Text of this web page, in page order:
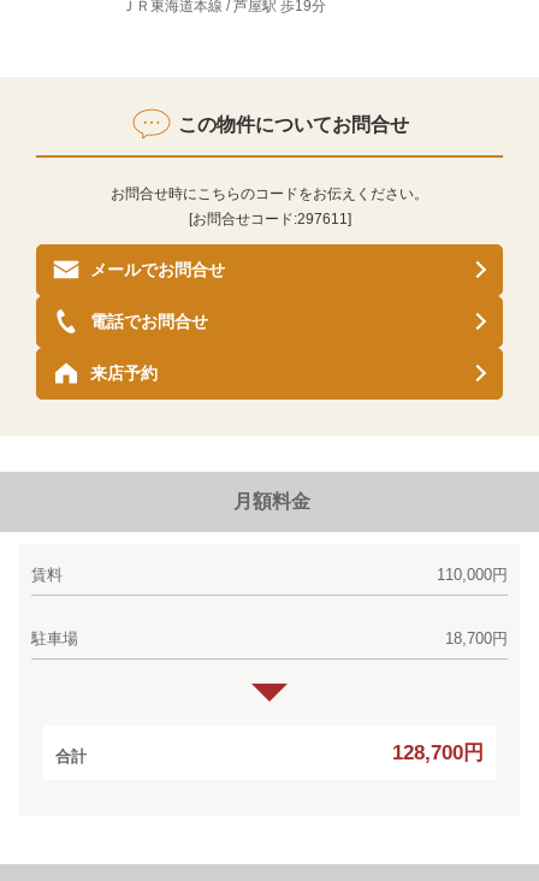
ＪＲ東海道本線 / 芦屋駅 歩19分
この物件についてお問合せ
お問合せ時にこちらのコードをお伝えください。
[お問合せコード:297611]
メールでお問合せ
来店予約
電話でお問合せ
月額料金
賃料 110,000円
駐車場 18,700円
合計 128,700円